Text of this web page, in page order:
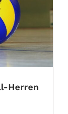
Herren